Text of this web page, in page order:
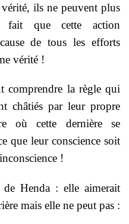
ils ne peuvent plus
fait que cette action
de tous les efforts
vérité !
comprendre la règle qui
châtiés par leur propre
où cette dernière se
que leur conscience soit
!
Henda : elle aimerait
mais elle ne peut pas :